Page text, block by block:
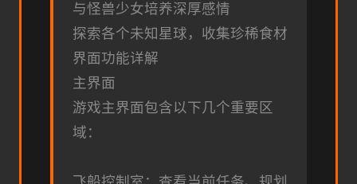
与怪兽少女培养深厚感情
探索各个未知星球，收集珍稀食材
界面功能详解
主界面
游戏主界面包含以下几个重要区
域：